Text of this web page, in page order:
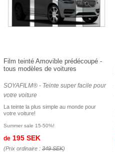
Film teinté Amovible prédécoupé -
tous modèles de voitures
SOYAFILM® - Teinte super facile pour
votre voiture
La teinte la plus simple au monde pour
votre voiture!
Summer sale 15-50%!
de 195 SEK
(Prix ordinaire : 349 SEK)